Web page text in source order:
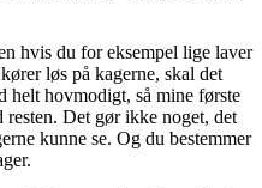
hvis du for eksempel lige laver
løs på kagerne, skal det
hovmodigt, så mine første
resten. Det gør ikke noget, det
kunne se. Og du bestemmer